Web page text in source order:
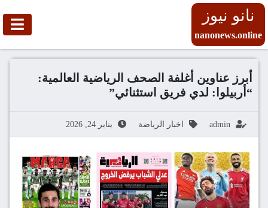
نانو نيوز
nanonews.online
أبرز عناوين أغلفة الصحف الرياضية العالمية:
“أربيلوا: لدي فريق استثنائي”
admin اخبار الرياضة يناير 24, 2026